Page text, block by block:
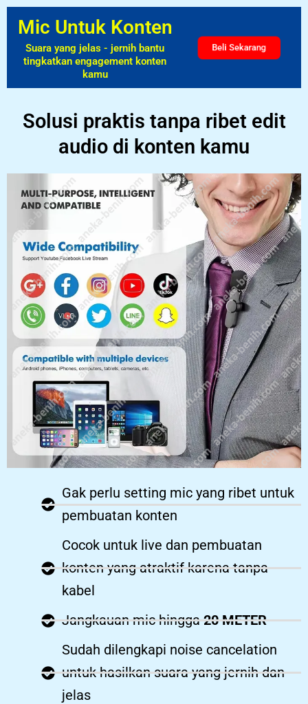
Mic Untuk Konten
Suara yang jelas - jernih bantu
tingkatkan engagement konten
kamu
Beli Sekarang
Solusi praktis tanpa ribet edit
audio di konten kamu
Gak perlu setting mic yang ribet untuk
pembuatan konten
Cocok untuk live dan pembuatan
konten yang atraktif karena tanpa
kabel
Jangkauan mic hingga20 METER
Sudah dilengkapi noise cancelation
untuk hasilkan suara yang jernih dan
jelas